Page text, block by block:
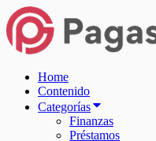
Home
Contenido
Categorías
Finanzas
Préstamos